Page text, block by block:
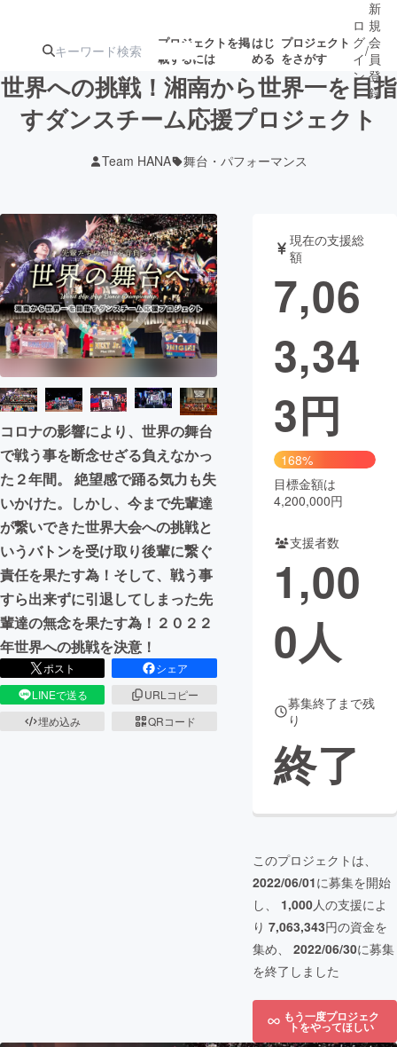
プロジェクトを掲
載するには
はじ
める
プロジェクト
をさがす
ターン
注目の新着プロ
ジェクト
ロジェクト
アート・写真 音楽
テクノロジー・ガジェット ゲーム・サ
映像・映画
ビジネス・起業
まちづくり・地域活性化
CAMPFIRE for Social Good CAMPFIRE Creation
CAMPFIREふるさと納税machi-ya コミュニティ
ロ
グ
イ
ン
/
新
規
会
員
登
録
世界への挑戦！湘南から世界一を目指
すダンスチーム応援プロジェクト
Team HANA 舞台・パフォーマンス
コロナの影響により、世界の舞台
で戦う事を断念せざる負えなかっ
た２年間。 絶望感で踊る気力も失
いかけた。しかし、今まで先輩達
が繋いできた世界大会への挑戦と
いうバトンを受け取り後輩に繋ぐ
責任を果たす為！そして、戦う事
すら出来ずに引退してしまった先
輩達の無念を果たす為！２０２２
年世界への挑戦を決意！
ポスト
シェア
LINEで送る
URLコピー
埋め込み
QRコード
現在の支援総
額
7,06
3,34
3円
168%
目標金額は
4,200,000円
支援者数
1,00
0人
募集終了まで残
り
終了
このプロジェクトは、
2022/06/01に募集を開始
し、 1,000人の支援によ
り 7,063,343円の資金を
集め、 2022/06/30に募集
を終了しました
もう一度プロジェク
トをやってほしい